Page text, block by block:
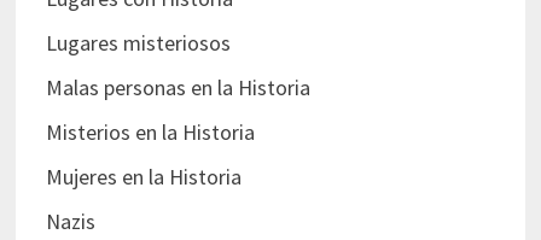
Lugares misteriosos
Malas personas en la Historia
Misterios en la Historia
Mujeres en la Historia
Nazis